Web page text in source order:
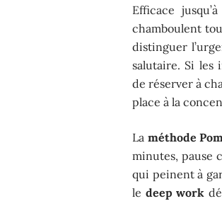
Efficace
chamboulent
distinguer
salutaire. Si
de réserver à
place à la
La méthode
minutes, pause
qui peinent à
le deep work